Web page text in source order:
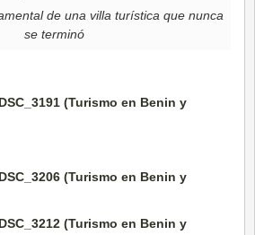
de una villa turística que nunca
se terminó